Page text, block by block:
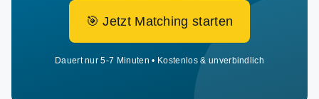
🎯 Jetzt Matching starten
Dauert nur 5-7 Minuten • Kostenlos & unverbindlich